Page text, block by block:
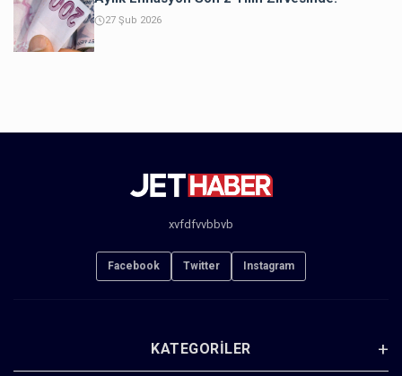
27 Şub 2026
xvfdfvvbbvb
Facebook Twitter Instagram
KATEGORILER